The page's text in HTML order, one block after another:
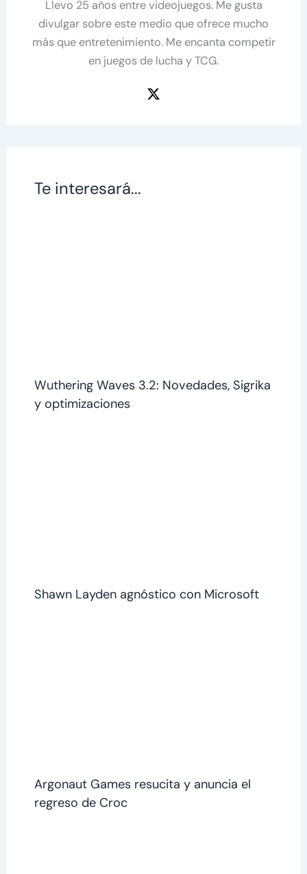
Llevo 25 años entre videojuegos. Me gusta
divulgar sobre este medio que ofrece mucho
más que entretenimiento. Me encanta competir
en juegos de lucha y TCG.
Te interesará...
Wuthering Waves 3.2: Novedades, Sigrika
y optimizaciones
Shawn Layden agnóstico con Microsoft
Argonaut Games resucita y anuncia el
regreso de Croc